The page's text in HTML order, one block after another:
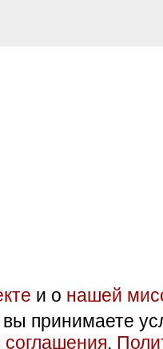
и о нашей
принимаете
соглашения,